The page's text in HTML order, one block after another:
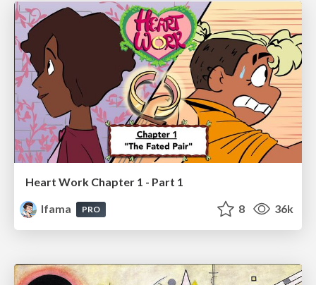
Heart Work Chapter 1 - Part 1
lfama
PRO 8 36k